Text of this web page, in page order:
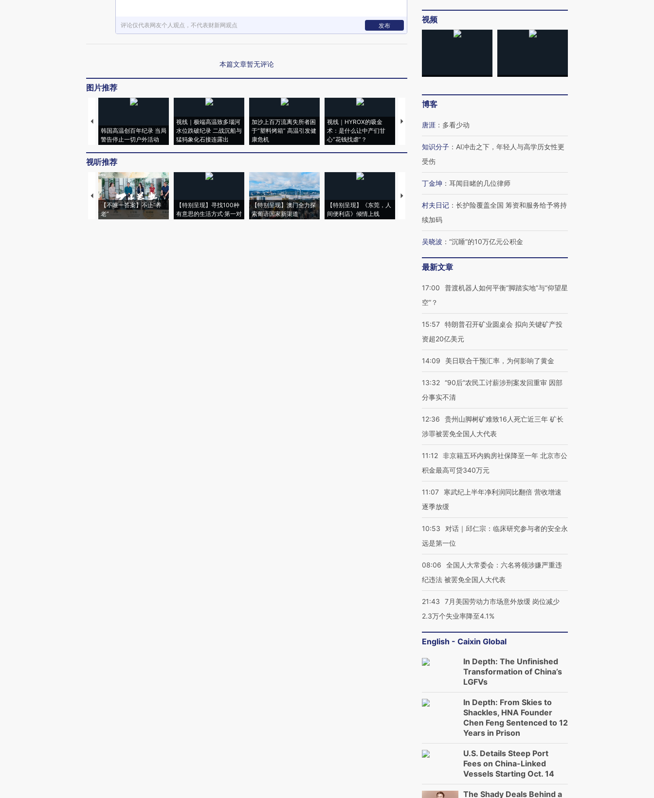
评论仅代表网友个人观点，不代表财新网观点 发布
本篇文章暂无评论
图片推荐
韩国高温创百年纪录 当局
警告停止一切户外活动
视线｜极端高温致多瑙河
水位跌破纪录 二战沉船与
猛犸象化石接连露出
加沙上百万流离失所者困
于“塑料烤箱” 高温引发健
康危机
视线｜HYROX的吸金
术：是什么让中产们甘
心“花钱找虐”？
马航飞行员跨国走私7万
粒摇头丸 尿检体内含3种
视听推荐
【不唯一答案】不止“养
老”
【特别呈现】寻找100种
有意思的生活方式·第一对
【特别呈现】澳门全力探
索葡语国家新渠道
【特别呈现】《东莞，人
间便利店》倾情上线
【推广】走进第四届链博
会，让数智科技“链”接产
【特别呈现】寻找100种
【商旅对话】华住集团
CFO：不靠规模取胜，华
视频
博客
唐涯 ： 多看少动
知识分子 ： AI冲击之下，年轻人与高学历女性更
受伤
丁金坤 ： 耳闻目睹的几位律师
村夫日记 ： 长护险覆盖全国 筹资和服务给予将持
续加码
吴晓波 ： “沉睡”的10万亿元公积金
最新文章
17:00
普渡机器人如何平衡“脚踏实地”与“仰望星
空”？
15:57 特朗普召开矿业圆桌会 拟向关键矿产投
资超20亿美元
14:09 美日联合干预汇率，为何影响了黄金
13:32 “90后”农民工讨薪涉刑案发回重审 因部
分事实不清
12:36
贵州山脚树矿难致16人死亡近三年 矿长
涉罪被罢免全国人大代表
11:12 非京籍五环内购房社保降至一年 北京市公
积金最高可贷340万元
11:07
寒武纪上半年净利润同比翻倍 营收增速
逐季放缓
10:53
对话｜邱仁宗：临床研究参与者的安全永
远是第一位
08:06
全国人大常委会：六名将领涉嫌严重违
纪违法 被罢免全国人大代表
21:43
7月美国劳动力市场意外放缓 岗位减少
2.3万个失业率降至4.1%
English - Caixin Global
In Depth: The Unfinished
Transformation of China’s
LGFVs
In Depth: From Skies to
Shackles, HNA Founder
Chen Feng Sentenced to 12
Years in Prison
U.S. Details Steep Port
Fees on China-Linked
Vessels Starting Oct. 14
The Shady Deals Behind a